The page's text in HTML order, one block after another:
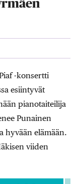
-konsertti
esiintyvät
pianotaiteilija
Punainen
hyvään elämään.
viiden